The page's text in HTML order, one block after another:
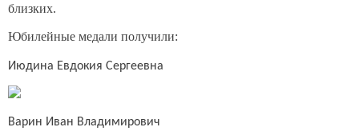
близких.
Юбилейные медали получили:
Июдина Евдокия Сергеевна
Варин Иван Владимирович